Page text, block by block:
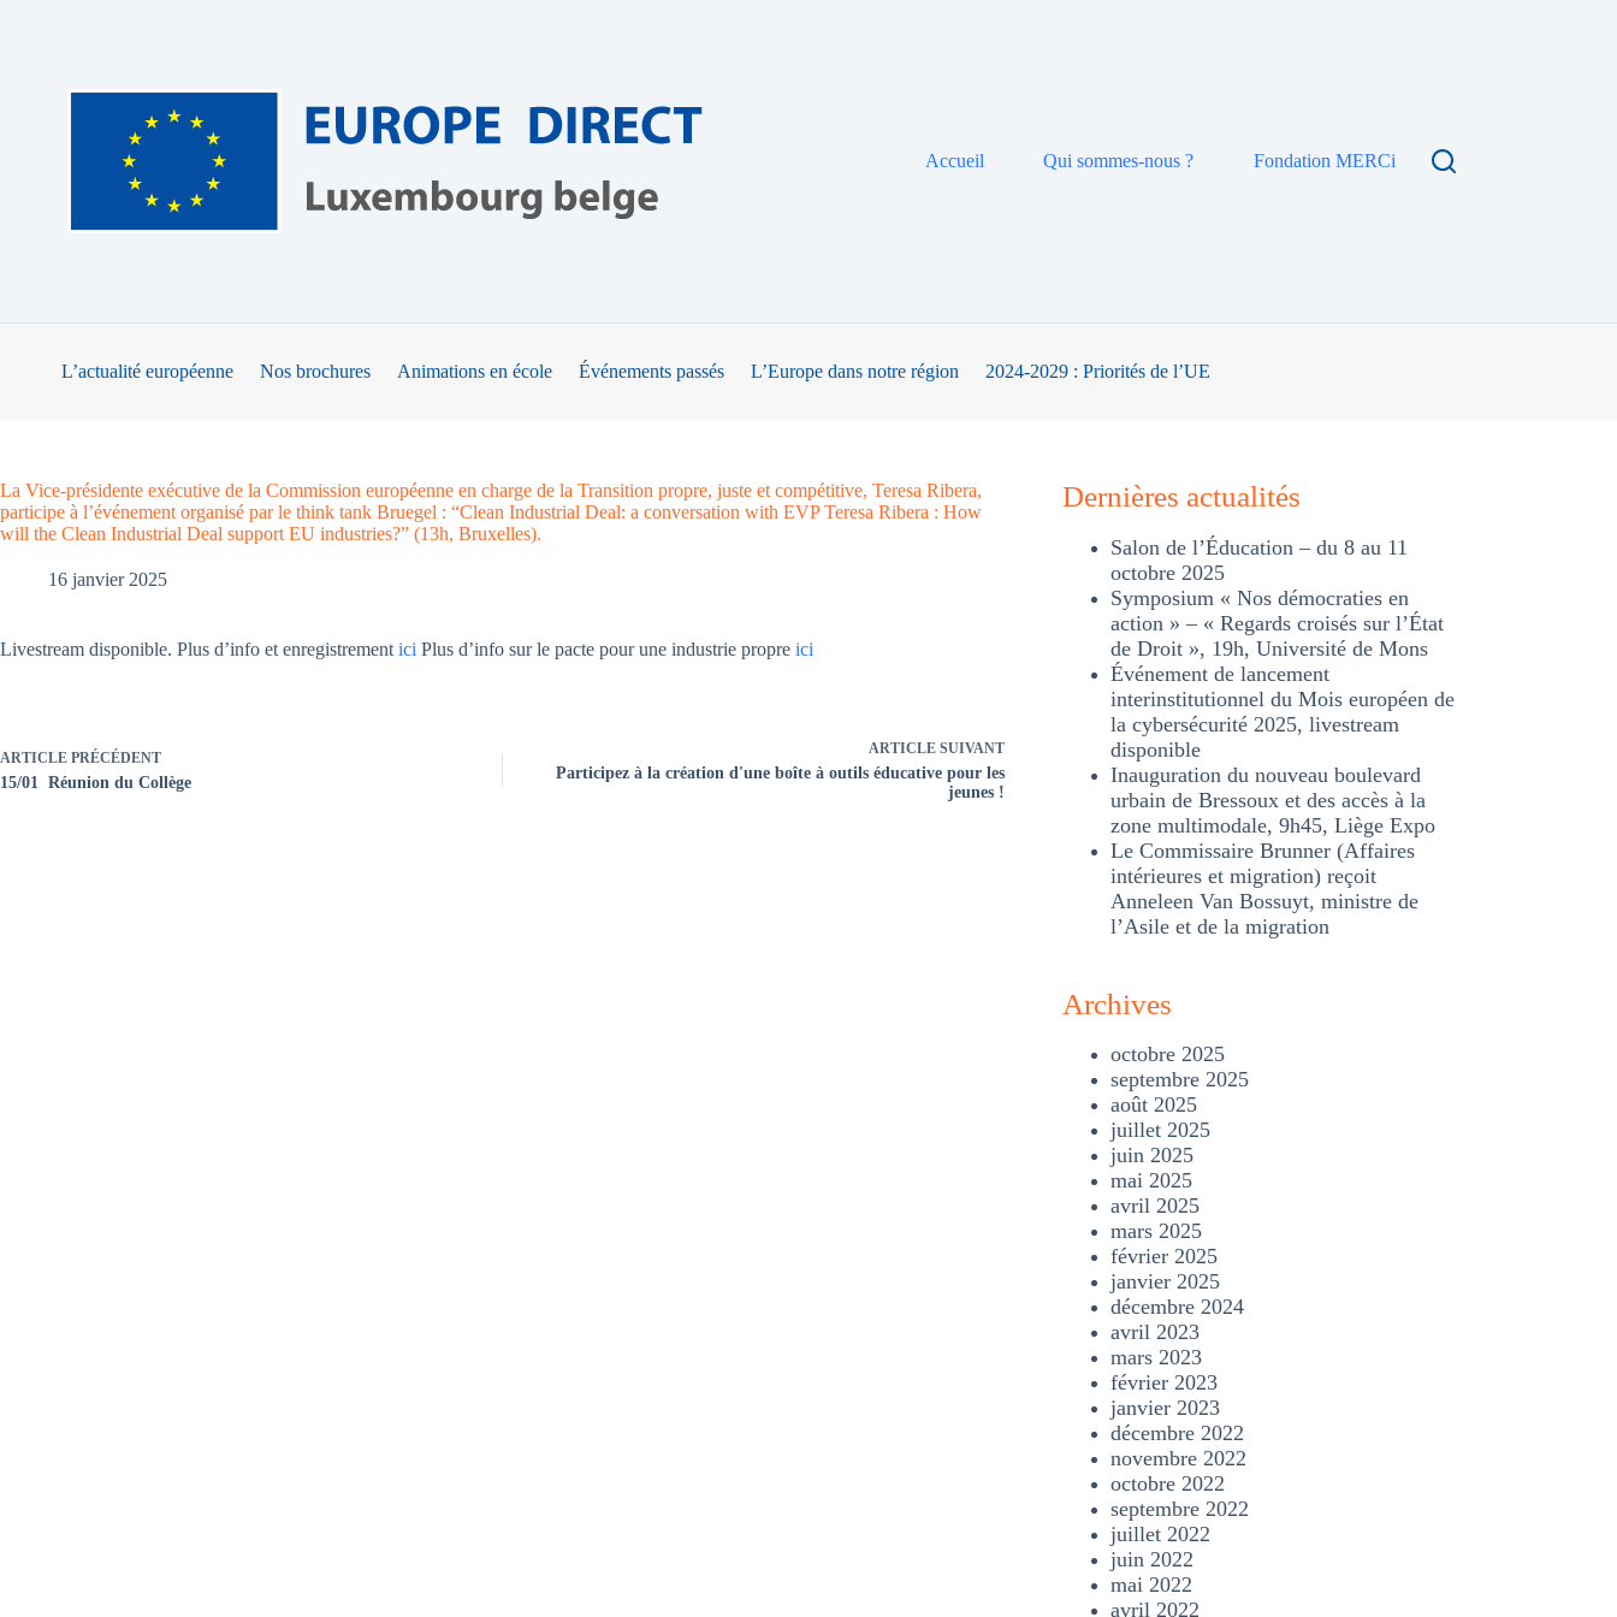
Accueil Qui sommes-nous ? Fondation MERCi
L’actualité européenne Nos brochures Animations en école Événements passés L’Europe dans notre région 2024-2029 : Priorités de l’UE
La Vice-présidente exécutive de la Commission européenne en charge de la Transition propre, juste et compétitive, Teresa Ribera,
participe à l’événement organisé par le think tank Bruegel : “Clean Industrial Deal: a conversation with EVP Teresa Ribera : How
will the Clean Industrial Deal support EU industries?” (13h, Bruxelles).
16 janvier 2025
Livestream disponible. Plus d’info et enregistrement ici Plus d’info sur le pacte pour une industrie propre ici
ARTICLE PRÉCÉDENT
15/01 Réunion du Collège
ARTICLESUIVANT
Participez à la création d'une boîte à outils éducative pour les
jeunes !
Dernières actualités
Salon de l’Éducation – du 8 au 11
octobre 2025
Symposium « Nos démocraties en
action » – « Regards croisés sur l’État
de Droit », 19h, Université de Mons
Événement de lancement
interinstitutionnel du Mois européen de
la cybersécurité 2025, livestream
disponible
Inauguration du nouveau boulevard
urbain de Bressoux et des accès à la
zone multimodale, 9h45, Liège Expo
Le Commissaire Brunner (Affaires
intérieures et migration) reçoit
Anneleen Van Bossuyt, ministre de
l’Asile et de la migration
Archives
octobre 2025
septembre 2025
août 2025
juillet 2025
juin 2025
mai 2025
avril 2025
mars 2025
février 2025
janvier 2025
décembre 2024
avril 2023
mars 2023
février 2023
janvier 2023
décembre 2022
novembre 2022
octobre 2022
septembre 2022
juillet 2022
juin 2022
mai 2022
avril 2022